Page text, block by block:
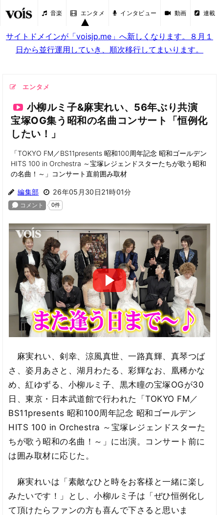
音楽 エンタメ インタビュー 動画 連載
サイトドメインが「voisjp.me」へ新しくなります。８月１
日から並行運用していき、順次移行してまいります。
エンタメ
小柳ルミ子&麻実れい、56年ぶり共演
宝塚OG集う昭和の名曲コンサート「恒例化
したい！」
「TOKYO FM／BS11presents 昭和100周年記念 昭和ゴールデン
HITS 100 in Orchestra ～宝塚レジェンドスターたちが歌う昭和
の名曲！～」コンサート直前囲み取材
編集部 26年05月30日21時01分
麻実れい、剣幸、涼風真世、一路真輝、真琴つば
さ、姿月あさと、湖月わたる、彩輝なお、凰稀かな
め、紅ゆずる、小柳ルミ子、黒木瞳の宝塚OGが30
日、東京・日本武道館で行われた「TOKYO FM／
BS11presents 昭和100周年記念 昭和ゴールデン
HITS 100 in Orchestra ～宝塚レジェンドスターた
ちが歌う昭和の名曲！～」に出演。コンサート前に
は囲み取材に応じた。
麻実れいは「素敵なひと時をお客様と一緒に楽し
みたいです！」とし、小柳ルミ子は「ぜひ恒例化し
て頂けたらファンの方も喜んで下さると思いま